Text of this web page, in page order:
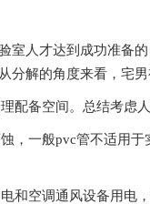
才达到成功准备的目
解的角度来看，宅
备空间。总结考虑
一般pvc管不适用于实验
调通风设备用电，